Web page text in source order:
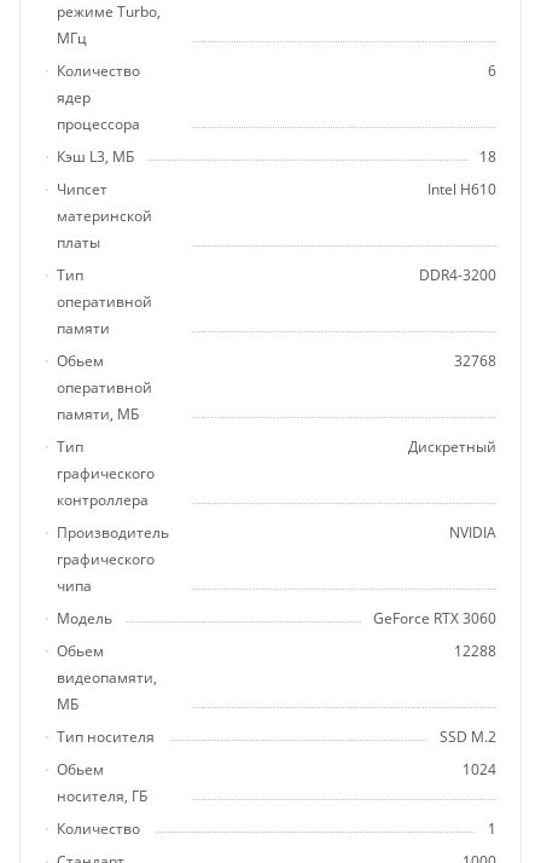
режиме Turbo,
МГц
Количество
ядер
процессора
6
Кэш L3, МБ
18
Чипсет
материнской
платы
Intel H610
Тип
оперативной
памяти
DDR4-3200
Обьем
оперативной
памяти, МБ
32768
Тип
графического
контроллера
Дискретный
Производитель
графического
чипа
NVIDIA
Модель
GeForce RTX 3060
Обьем
видеопамяти,
МБ
12288
Тип носителя
SSD M.2
Обьем
носителя, ГБ
1024
Количество
1